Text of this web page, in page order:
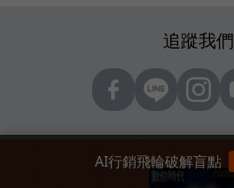
追蹤我們
AI行銷飛輪破解盲點